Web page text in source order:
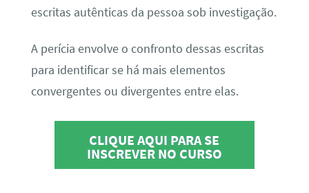
escritas autênticas da pessoa sob investigação.
A perícia envolve o confronto dessas escritas
para identificar se há mais elementos
convergentes ou divergentes entre elas.
CLIQUE AQUI PARA SE
INSCREVER NO CURSO